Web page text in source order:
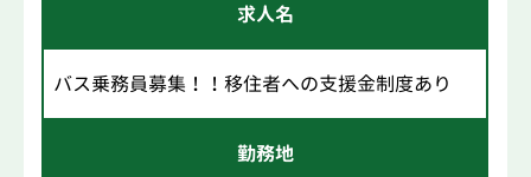
求人名
バス乗務員募集！！移住者への支援金制度あり
勤務地